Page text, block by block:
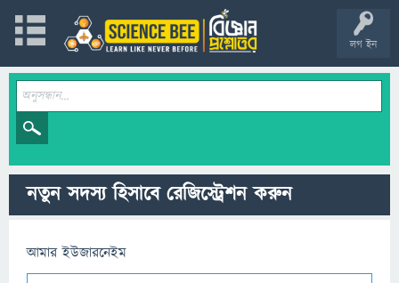
লগ ইন
নতুন সদস্য হিসাবে রেজিস্ট্রেশন করুন
আমার ইউজারনেইম